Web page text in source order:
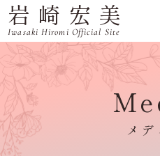
岩崎宏美
Iwasaki Hiromi Official Site
メデ